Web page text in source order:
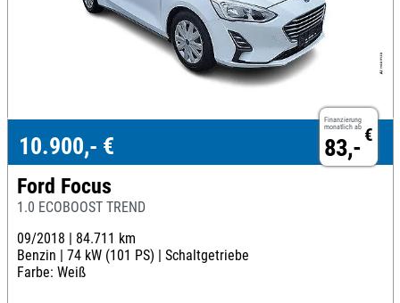
Finanzierung
monatlich ab €
83,-
10.900,- €
Ford Focus
1.0 ECOBOOST TREND
09/2018 | 84.711 km
Benzin | 74 kW (101 PS) | Schaltgetriebe
Farbe: Weiß